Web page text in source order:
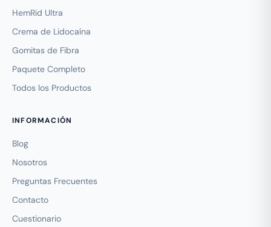
HemRid Ultra
Crema de Lidocaína
Gomitas de Fibra
Paquete Completo
Todos los Productos
INFORMACIÓN
Blog
Nosotros
Preguntas Frecuentes
Contacto
Cuestionario